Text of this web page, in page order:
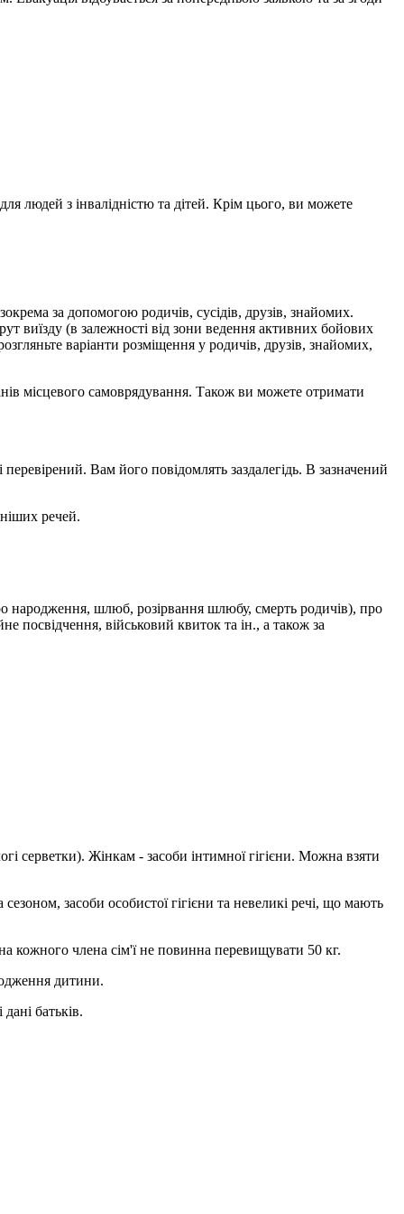
людей з інвалідністю та дітей. Крім цього, ви можете
за допомогою родичів, сусідів, друзів, знайомих.
виїзду (в залежності від зони ведення активних бойових
варіанти розміщення у родичів, друзів, знайомих,
місцевого самоврядування. Також ви можете отримати
Вам його повідомлять заздалегідь. В зазначений
речей.
народження, шлюб, розірвання шлюбу, смерть родичів), про
посвідчення, військовий квиток та ін., а також за
серветки). Жінкам - засоби інтимної гігієни. Можна взяти
засоби особистої гігієни та невеликі речі, що мають
кожного члена сім'ї не повинна перевищувати 50 кг.
дитини.
батьків.